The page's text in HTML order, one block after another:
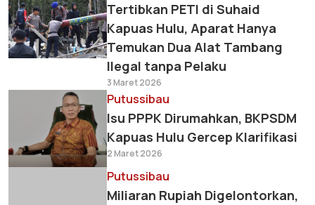
Tertibkan PETI di Suhaid
Kapuas Hulu, Aparat Hanya
Temukan Dua Alat Tambang
Ilegal tanpa Pelaku
3 Maret 2026
Putussibau
Isu PPPK Dirumahkan, BKPSDM
Kapuas Hulu Gercep Klarifikasi
2 Maret 2026
Putussibau
Miliaran Rupiah Digelontorkan,